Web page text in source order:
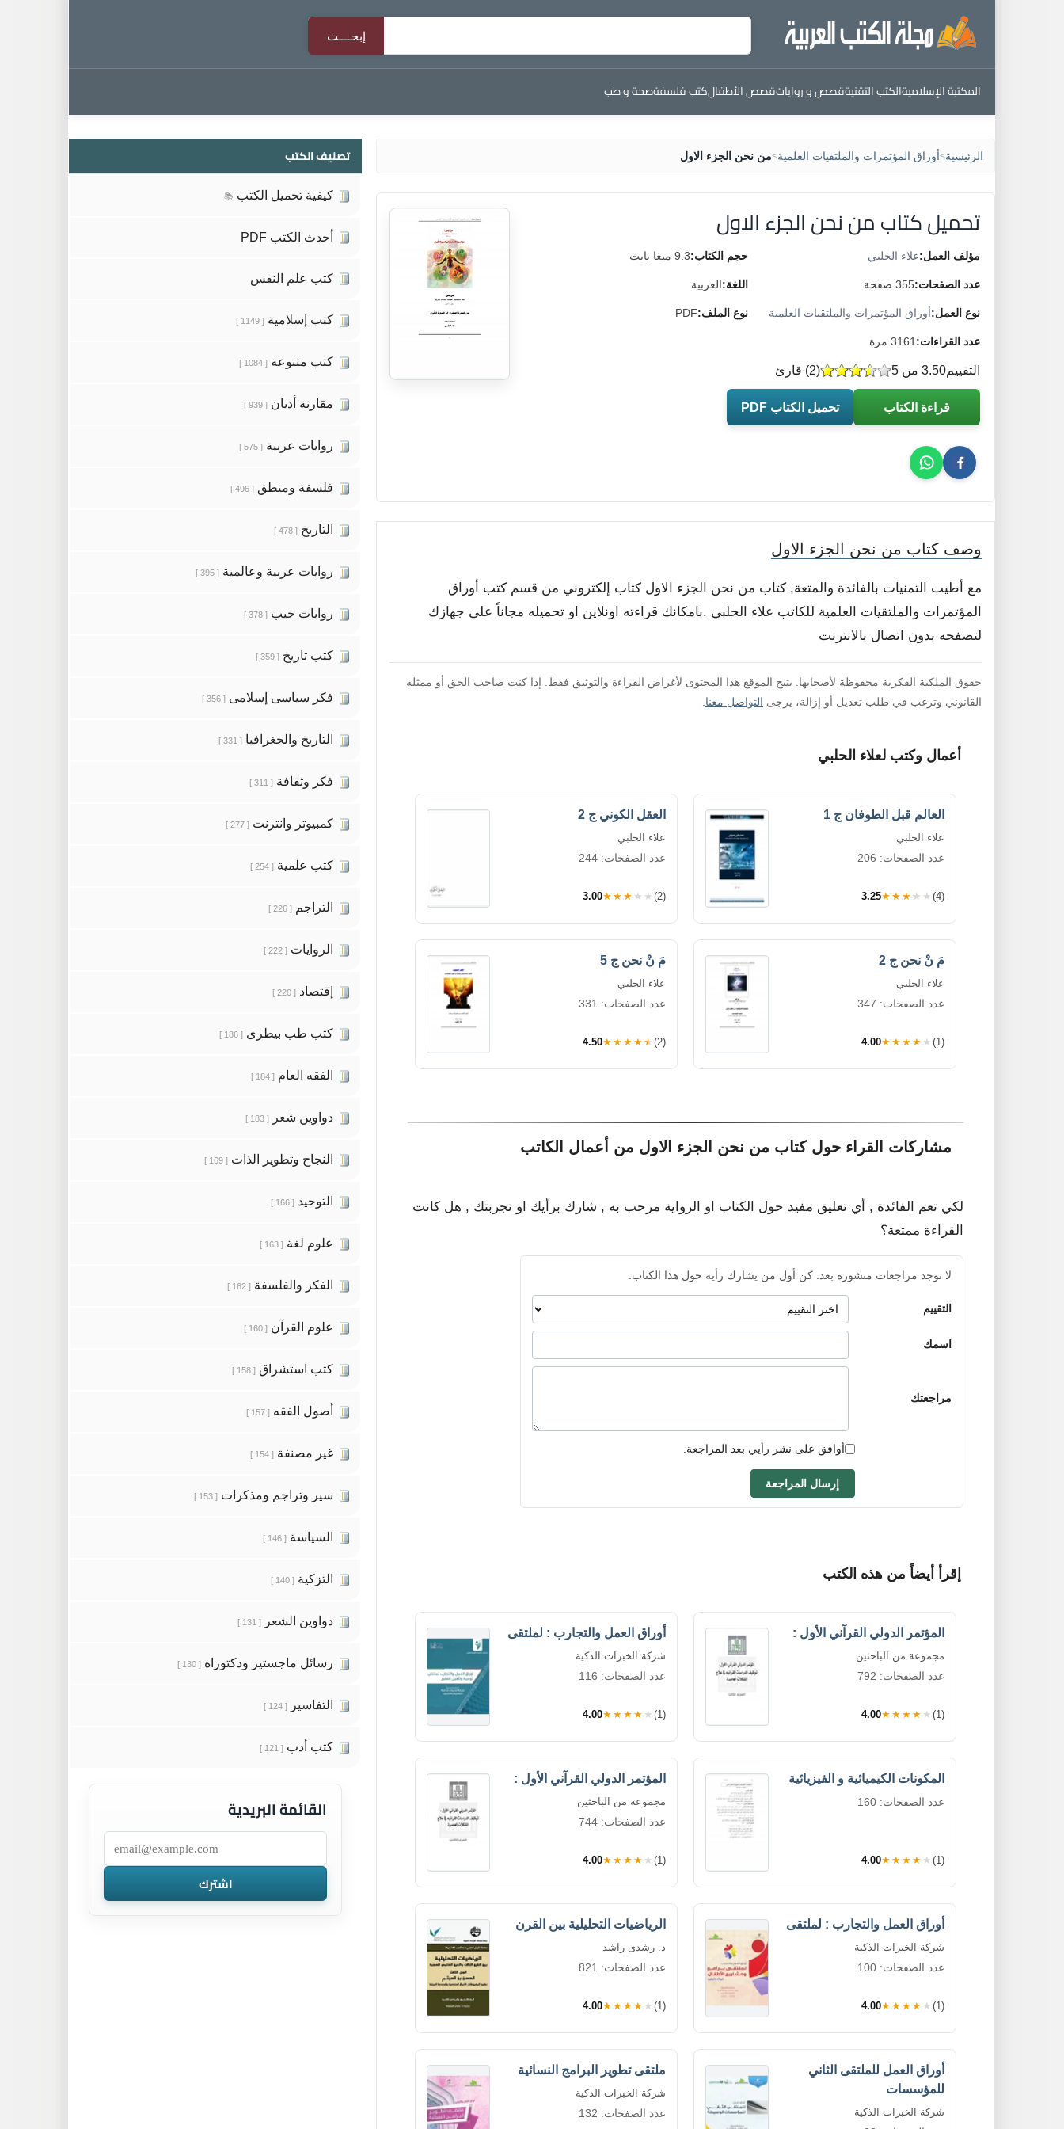
المكتبة الإسلاميةالكتب التقنيةقصص و رواياتقصص الأطفالكتب فلسفةصحة و طب
الرئيسية>أوراق المؤتمرات والملتقيات العلمية>من نحن الجزء الاول
تحميل كتاب من نحن الجزء الاول
مؤلف العمل:علاء الحلبي حجم الكتاب:9.3 ميغا بايت
عدد الصفحات:355 صفحة اللغة:العربية
نوع العمل:أوراق المؤتمرات والملتقيات العلمية نوع الملف:PDF
عدد القراءات: 3161 مرة
التقييم (
2) قارئ 3.50 من 5
قراءة الكتاب تحميل الكتاب PDF
وصف كتاب من نحن الجزء الاول
مع أطيب التمنيات بالفائدة والمتعة, كتاب من نحن الجزء الاول كتاب إلكتروني من قسم كتب أوراق
المؤتمرات والملتقيات العلمية للكاتب علاء الحلبي .بامكانك قراءته اونلاين او تحميله مجاناً على جهازك
لتصفحه بدون اتصال بالانترنت
حقوق الملكية الفكرية محفوظة لأصحابها. يتيح الموقع هذا المحتوى لأغراض القراءة والتوثيق فقط. إذا كنت صاحب الحق أو ممثله
القانوني وترغب في طلب تعديل أو إزالة، يرجى التواصل معنا
أعمال وكتب لعلاء الحلبي
العالم قبل الطوفان ج 1
علاء الحلبي
عدد الصفحات: 206
3.25★★★★★ (4)
العقل الكوني ج 2
علاء الحلبي
عدد الصفحات: 244
3.00★★★★★ (2)
مَ نْ نحن ج 2
علاء الحلبي
عدد الصفحات: 347
4.00★★★★★ (1)
مَ نْ نحن ج 5
علاء الحلبي
عدد الصفحات: 331
4.50★★★★★ (2)
مشاركات القراء حول كتاب من نحن الجزء الاول من أعمال الكاتب
لكي تعم الفائدة , أي تعليق مفيد حول الكتاب او الرواية مرحب به , شارك برأيك او تجربتك , هل كانت
القراءة ممتعة؟
لا توجد مراجعات منشورة بعد. كن أول من يشارك رأيه حول هذا الكتاب.
التقييم
اسمك
مراجعتك
أوافق على نشر رأيي بعد المراجعة.
إرسال المراجعة
إقرأ أيضاً من هذه الكتب
المؤتمر الدولي القرآني الأول :
مجموعة من الباحثين
عدد الصفحات: 792
4.00★★★★★ (1)
أوراق العمل والتجارب : لملتقى
شركة الخبرات الذكية
عدد الصفحات: 116
4.00★★★★★ (1)
المكونات الكيميائية و الفيزيائية
عدد الصفحات: 160
4.00★★★★★ (1)
المؤتمر الدولي القرآني الأول :
مجموعة من الباحثين
عدد الصفحات: 744
4.00★★★★★ (1)
أوراق العمل والتجارب : لملتقى
شركة الخبرات الذكية
عدد الصفحات: 100
4.00★★★★★ (1)
الرياضيات التحليلية بين القرن
د. رشدى راشد
عدد الصفحات: 821
4.00★★★★★ (1)
أوراق العمل للملتقى الثاني
للمؤسسات
شركة الخبرات الذكية
ملتقى تطوير البرامج النسائية
شركة الخبرات الذكية
عدد الصفحات: 132
تصنيف الكتب
كيفية تحميل الكتب 📚
أحدث الكتب PDF
كتب علم النفس
كتب إسلامية [ 1149 ]
كتب متنوعة [ 1084 ]
مقارنة أديان [ 939 ]
روايات عربية [ 575 ]
فلسفة ومنطق [ 496 ]
التاريخ [ 478 ]
روايات عربية وعالمية [ 395 ]
روايات جيب [ 378 ]
كتب تاريخ [ 359 ]
فكر سياسى إسلامى [ 356 ]
التاريخ والجغرافيا [ 331 ]
فكر وثقافة [ 311 ]
كمبيوتر وانترنت [ 277 ]
كتب علمية [ 254 ]
التراجم [ 226 ]
الروايات [ 222 ]
إقتصاد [ 220 ]
كتب طب بيطرى [ 186 ]
الفقه العام [ 184 ]
دواوين شعر [ 183 ]
النجاح وتطوير الذات [ 169 ]
التوحيد [ 166 ]
علوم لغة [ 163 ]
الفكر والفلسفة [ 162 ]
علوم القرآن [ 160 ]
كتب استشراق [ 158 ]
أصول الفقه [ 157 ]
غير مصنفة [ 154 ]
سير وتراجم ومذكرات [ 153 ]
السياسة [ 146 ]
التزكية [ 140 ]
دواوين الشعر [ 131 ]
رسائل ماجستير ودكتوراه [ 130 ]
التفاسير [ 124 ]
كتب أدب [ 121 ]
القائمة البريدية